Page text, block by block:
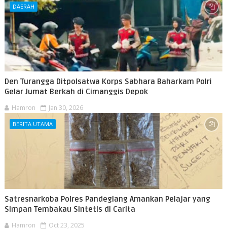
DAERAH
Den Turangga Ditpolsatwa Korps Sabhara Baharkam Polri
Gelar Jumat Berkah di Cimanggis Depok
Hamron Jan 30, 2026
BERITA UTAMA
Satresnarkoba Polres Pandeglang Amankan Pelajar yang
Simpan Tembakau Sintetis di Carita
Hamron Oct 23, 2025